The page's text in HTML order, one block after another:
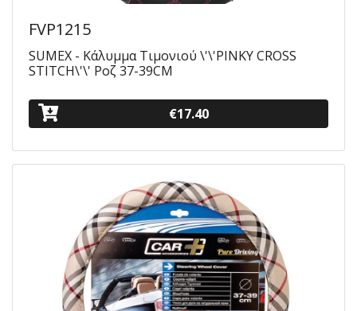
FVP1215
SUMEX - Κάλυμμα Tιμονιού \'\'PINKY CROSS
STITCH\'\' Ροζ 37-39CM
€17.40